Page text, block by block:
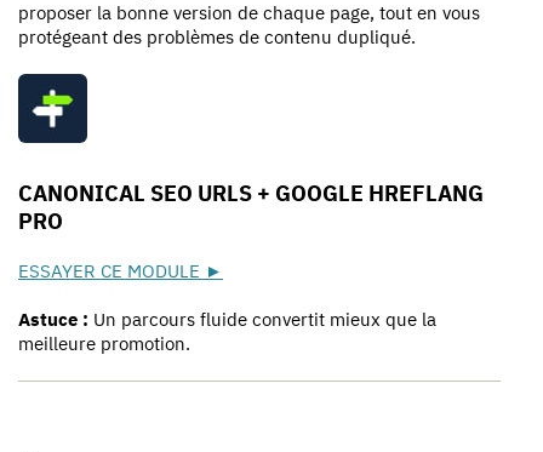
proposer la bonne version de chaque page, tout en vous
protégeant des problèmes de contenu dupliqué.
CANONICAL SEO URLS + GOOGLE HREFLANG
PRO
ESSAYER CE MODULE ►
Astuce : Un parcours fluide convertit mieux que la
meilleure promotion.